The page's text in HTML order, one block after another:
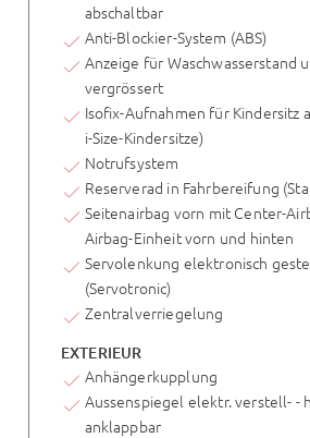
abschaltbar
Anti-Blockier-System (ABS)
Anzeige für Waschwasserstand
vergrössert
Isofix-Aufnahmen für Kindersitz
i-Size-Kindersitze)
Notrufsystem
Reserverad in Fahrbereifung
Seitenairbag vorn mit Center-
Airbag-Einheit vorn und hinten
Servolenkung elektronisch
(Servotronic)
Zentralverriegelung
EXTERIEUR
Anhängerkupplung
Aussenspiegel elektr. verstell- -
anklappbar